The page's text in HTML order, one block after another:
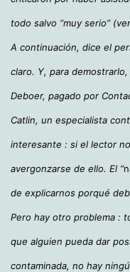
todo salvo “muy serio”
A continuación, dice el
claro. Y, para
Deboer, pagado por
Catlin, un especialista
interesante : si el lector
avergonzarse de ello. El “
de explicarnos porqué
Pero hay otro problema :
que alguien pueda dar
contaminada, no hay